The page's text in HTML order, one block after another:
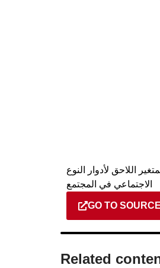
المدني في سوريا بعد ثورة 2011 والواقع المتغير اللاحق لأدوار النوع
الاجتماعي في المجتمع
GO TO SOURCE
Related